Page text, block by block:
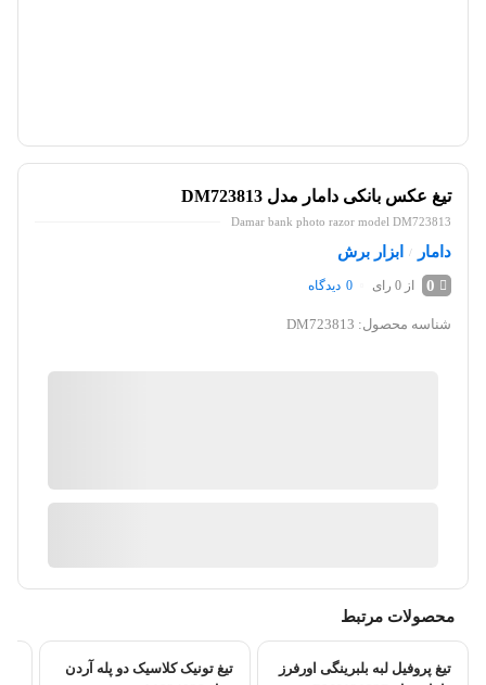
تیغ عکس بانکی دامار مدل DM723813
Damar bank photo razor model DM723813
دامار /
ابزار برش
0
از 0 رای 0 دیدگاه
شناسه محصول: DM723813
محصولات مرتبط
تیغ پروفیل لبه بلبرینگی اورفرز
تیغ تونیک کلاسیک دو پله آردن